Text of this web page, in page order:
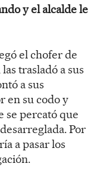
y el alcalde le
el chofer de
trasladó a sus
a sus
en su codo y
se percató que
Por
a pasar los